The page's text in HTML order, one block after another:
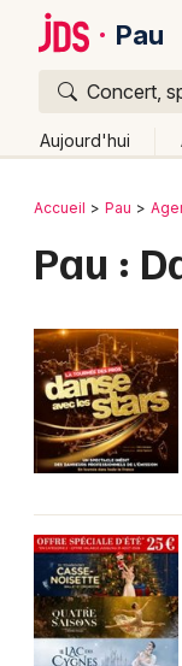
Pau
Concert,
Aujourd'hui
Publier un
Grands
Activité &
Manifestations
Foires & salons
Spectacles
Concerts
Bordeaux
Lille
Lyon
Marseille
Montpellier
Nantes
Nice
Retour
Accueil Pau
Pau :
Quoi ?
Où ?
Partout
Près de
Aujourd'hui